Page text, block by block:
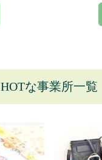
HOTな事業所一覧